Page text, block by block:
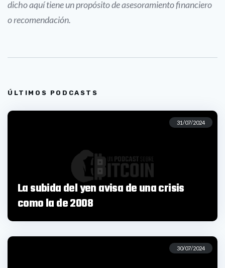
dicho aquí tiene un propósito de asesoramiento financiero
o recomendación.
ÚLTIMOS PODCASTS
31/07/2024
La subida del yen avisa de una crisis
como la de 2008
30/07/2024